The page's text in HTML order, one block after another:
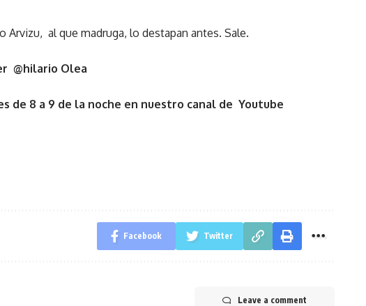
Arvizu, al que madruga, lo destapan antes. Sale.
@hilario Olea
de 8 a 9 de la noche en nuestro canal de Youtube
Facebook Twitter
Leave a comment